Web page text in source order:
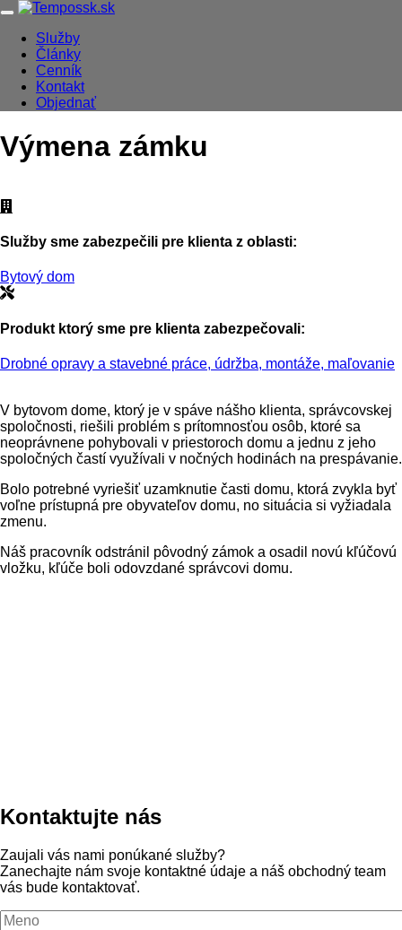
Skip
main
content
Navigácia
Main
navigation
Služby
Články
Cenník
Kontakt
Objednať
Výmena zámku
Služby sme zabezpečili pre klienta z oblasti:
Bytový dom
Produkt ktorý sme pre klienta zabezpečovali:
Drobné opravy a stavebné práce, údržba, montáže, maľovanie
V bytovom dome, ktorý je v spáve nášho klienta, správcovskej
spoločnosti, riešili problém s prítomnosťou osôb, ktoré sa
neoprávnene pohybovali v priestoroch domu a jednu z jeho
spoločných častí využívali v nočných hodinách na prespávanie.
Bolo potrebné vyriešiť uzamknutie časti domu, ktorá zvykla byť
voľne prístupná pre obyvateľov domu, no situácia si vyžiadala
zmenu.
Náš pracovník odstránil pôvodný zámok a osadil novú kľúčovú
vložku, kľúče boli odovzdané správcovi domu.
Kontaktujte nás
Zaujali vás nami ponúkané služby?
Zanechajte nám svoje kontaktné údaje a náš obchodný team
vás bude kontaktovať.
Meno